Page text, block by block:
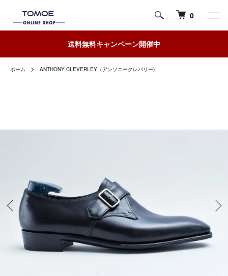
0
送料無料キャンペーン開催中
ホーム ANTHONY CLEVERLEY（アンソニークレバリー)